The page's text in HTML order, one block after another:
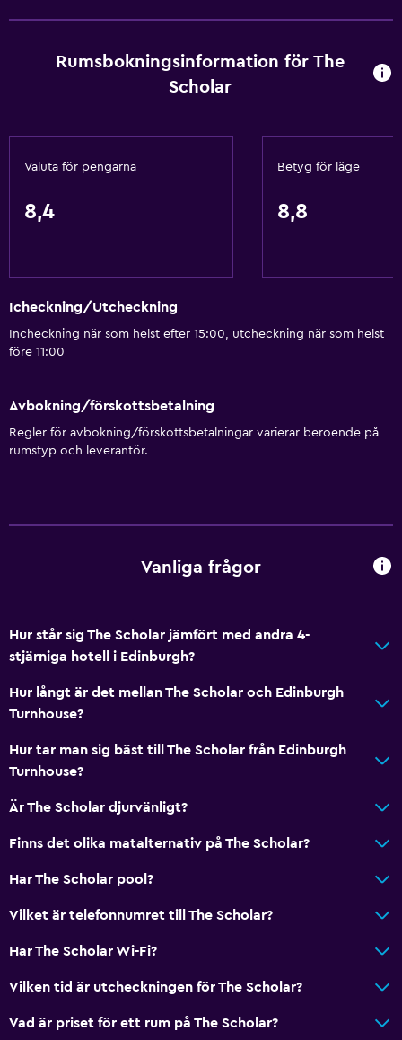
Papperskorgar
Tjänster och bekvämligheter
Bankomat på plats
Nyckelkortsåtkomst
Reception dygnet runt
Hårfön
Gatuparkering
Privat parkering
Restauranger
Elektrisk vattenkokare
Restaurang
Bar/lounge
Allmänt
Familjerum
Förvaring
Rumsbokningsinformation för The
Scholar
Valuta för pengarna
8,4
Betyg för läge
8,8
Icheckning/Utcheckning
Incheckning när som helst efter 15:00, utcheckning när som helst
före 11:00
Avbokning/förskottsbetalning
Regler för avbokning/förskottsbetalningar varierar beroende på
rumstyp och leverantör.
Vanliga frågor
Hur står sig The Scholar jämfört med andra 4-
stjärniga hotell i Edinburgh?
Hur långt är det mellan The Scholar och Edinburgh
Turnhouse?
Hur tar man sig bäst till The Scholar från Edinburgh
Turnhouse?
Är The Scholar djurvänligt?
Finns det olika matalternativ på The Scholar?
Har The Scholar pool?
Vilket är telefonnumret till The Scholar?
Har The Scholar Wi-Fi?
Vilken tid är utcheckningen för The Scholar?
Vad är priset för ett rum på The Scholar?